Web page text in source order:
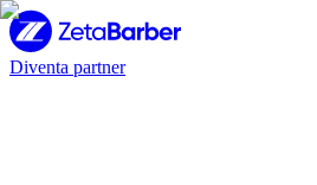
Diventa partner